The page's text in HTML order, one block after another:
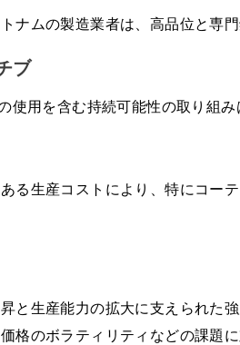
ナムの製造業者は、高品位と専
ブ
使用を含む持続可能性の取り組
る生産コストにより、特にコー
と生産能力の拡大に支えられた
格のボラティリティなどの課題